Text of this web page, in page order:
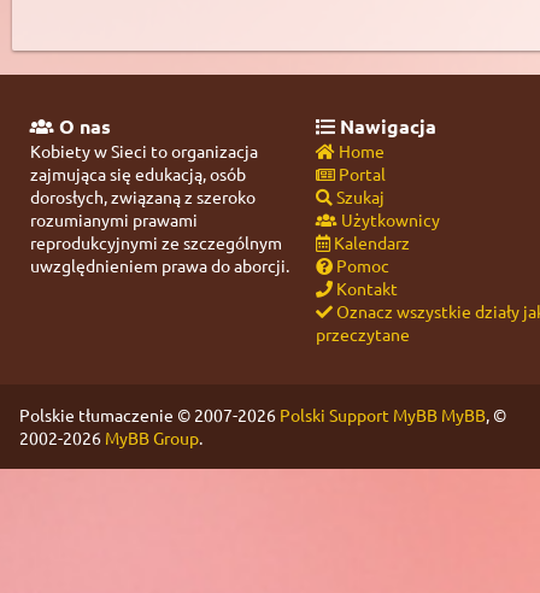
O nas
Kobiety w Sieci to organizacja
zajmująca się edukacją, osób
dorosłych, związaną z szeroko
rozumianymi prawami
reprodukcyjnymi ze szczególnym
uwzględnieniem prawa do aborcji.
Nawigacja
Home
Portal
Szukaj
Użytkownicy
Kalendarz
Pomoc
Kontakt
Oznacz wszystkie działy
przeczytane
Polskie tłumaczenie © 2007-2026 Polski Support MyBB MyBB, ©
2002-2026 MyBB Group.